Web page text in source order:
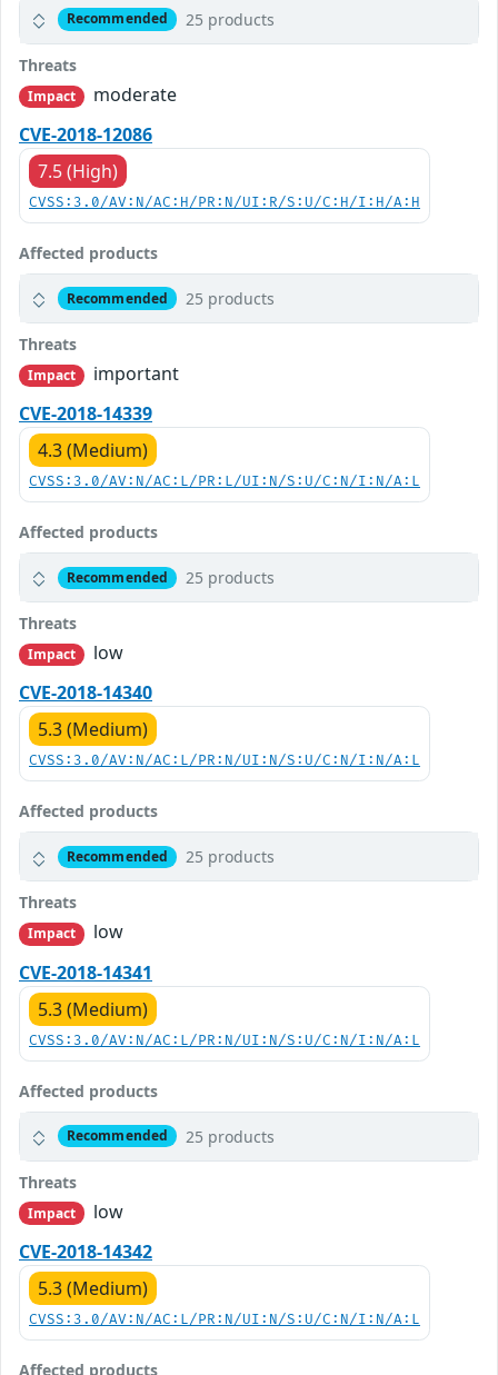
Recommended 25 products
Threats
Impact
moderate
CVE-2018-12086
7.5 (High)
CVSS:3.0/AV:N/AC:H/PR:N/UI:R/S:U/C:H/I:H/A:H
Affected products
Recommended 25 products
Threats
Impact
important
CVE-2018-14339
4.3 (Medium)
CVSS:3.0/AV:N/AC:L/PR:L/UI:N/S:U/C:N/I:N/A:L
Affected products
Recommended 25 products
Threats
Impact
low
CVE-2018-14340
5.3 (Medium)
CVSS:3.0/AV:N/AC:L/PR:N/UI:N/S:U/C:N/I:N/A:L
Affected products
Recommended 25 products
Threats
Impact
low
CVE-2018-14341
5.3 (Medium)
CVSS:3.0/AV:N/AC:L/PR:N/UI:N/S:U/C:N/I:N/A:L
Affected products
Recommended 25 products
Threats
Impact
low
CVE-2018-14342
5.3 (Medium)
CVSS:3.0/AV:N/AC:L/PR:N/UI:N/S:U/C:N/I:N/A:L
Affected products